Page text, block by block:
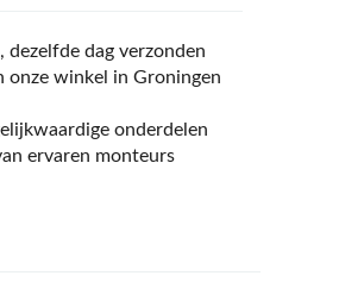
dezelfde dag verzonden
onze winkel in Groningen
onderdelen
ervaren monteurs